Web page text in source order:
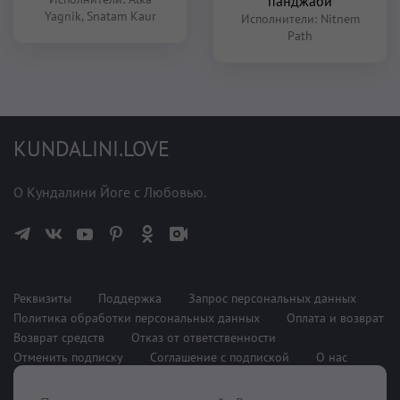
Yagnik, Snatam Kaur Исполнители: Nitnem
Path
KUNDALINI.LOVE
О Кундалини Йоге с Любовью.
Реквизиты Поддержка
Запрос персональных данных
Политика обработки персональных данных
Оплата и возврат
Возврат средств
Отказ от ответственности
Отменить подписку
Соглашение с подпиской О нас